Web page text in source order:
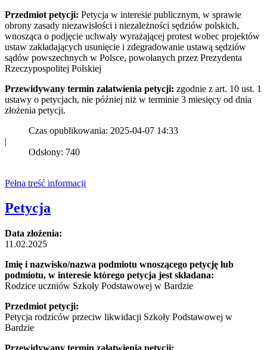
Przedmiot petycji: Petycja w interesie publicznym, w sprawie
obrony zasady niezawisłości i niezależności sędziów polskich,
wnosząca o podjęcie uchwały wyrażającej protest wobec projektów
ustaw zakładających usunięcie i zdegradowanie ustawą sędziów
sądów powszechnych w Polsce, powołanych przez Prezydenta
Rzeczypospolitej Polskiej
Przewidywany termin załatwienia petycji: zgodnie z art. 10 ust. 1
ustawy o petycjach, nie później niż w terminie 3 miesięcy od dnia
złożenia petycji.
Czas opublikowania: 2025-04-07 14:33
|
Odsłony: 740
Pełna treść informacji
Petycja
Data złożenia:
11.02.2025
Imię i nazwisko/nazwa podmiotu wnoszącego petycję lub
podmiotu, w interesie którego petycja jest składana:
Rodzice uczniów Szkoły Podstawowej w Bardzie
Przedmiot petycji:
Petycja rodziców przeciw likwidacji Szkoły Podstawowej w
Bardzie